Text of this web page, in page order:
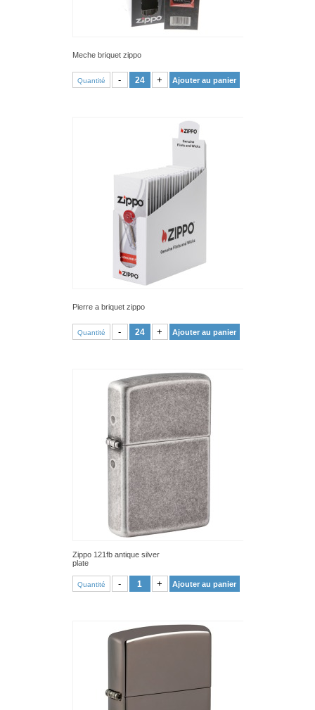
Meche briquet zippo
Quantité - + Ajouter au panier
Pierre a briquet zippo
Quantité - + Ajouter au panier
Zippo 121fb antique silver
plate
Quantité - + Ajouter au panier